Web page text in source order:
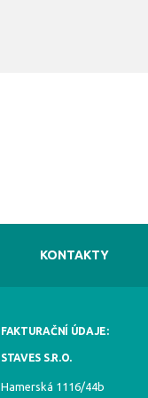
KONTAKTY
FAKTURAČNÍ ÚDAJE:
STAVES S.R.O.
Hamerská 1116/44b